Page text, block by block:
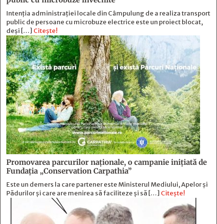
Intenția administrației locale din Câmpulung de a realiza transport
public de persoane cu microbuze electrice este un proiect blocat,
deși […] Citește!
Promovarea parcurilor naționale, o campanie inițiată de
Fundația „Conservation Carpathia”
Este un demers la care partener este Ministerul Mediului, Apelor și
Pădurilor și care are menirea să faciliteze și să […] Citește!